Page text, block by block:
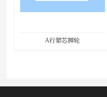
A行塑芯脚轮